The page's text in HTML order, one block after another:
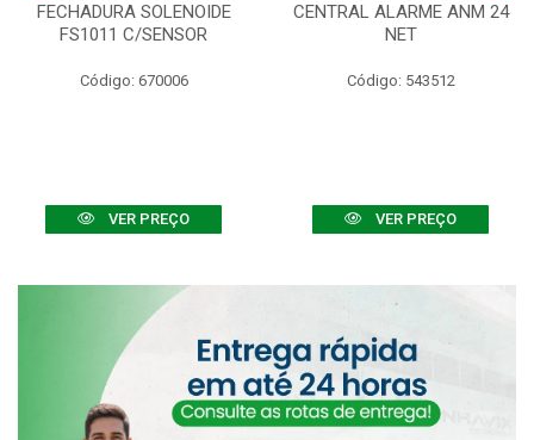
FECHADURA SOLENOIDE
FS1011 C/SENSOR
Código: 670006
VER PREÇO
CENTRAL ALARME ANM 24
NET
Código: 543512
VER PREÇO